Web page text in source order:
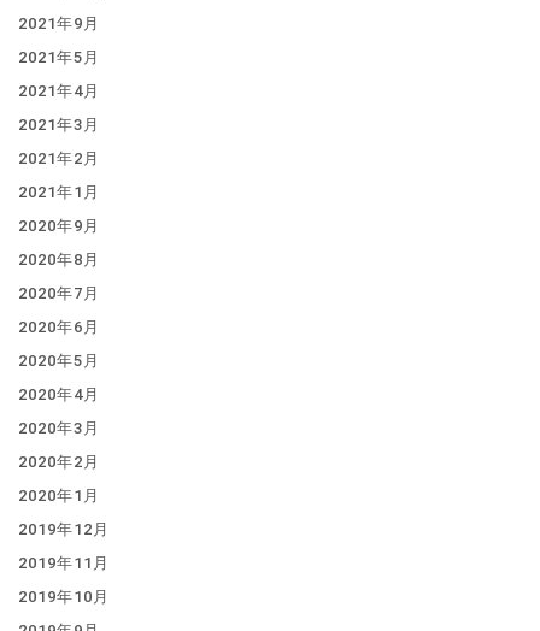
2021年9月
2021年5月
2021年4月
2021年3月
2021年2月
2021年1月
2020年9月
2020年8月
2020年7月
2020年6月
2020年5月
2020年4月
2020年3月
2020年2月
2020年1月
2019年12月
2019年11月
2019年10月